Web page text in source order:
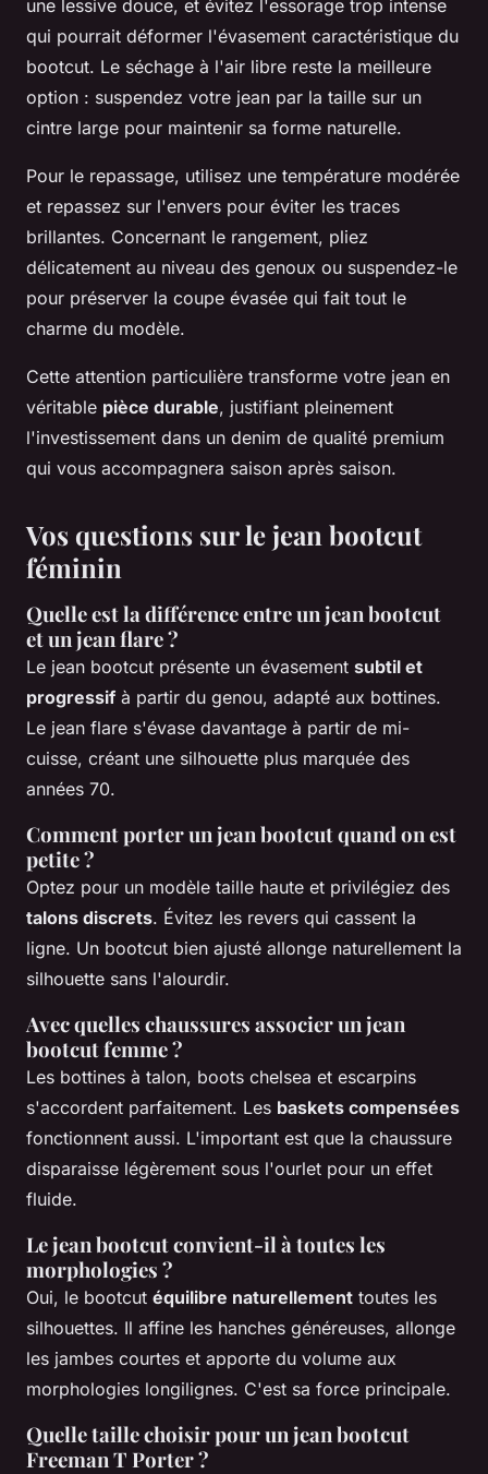
une lessive douce, et évitez l'essorage trop intense
qui pourrait déformer l'évasement caractéristique du
bootcut. Le séchage à l'air libre reste la meilleure
option : suspendez votre jean par la taille sur un
cintre large pour maintenir sa forme naturelle.
Pour le repassage, utilisez une température modérée
et repassez sur l'envers pour éviter les traces
brillantes. Concernant le rangement, pliez
délicatement au niveau des genoux ou suspendez-le
pour préserver la coupe évasée qui fait tout le
charme du modèle.
Cette attention particulière transforme votre jean en
véritable pièce durable, justifiant pleinement
l'investissement dans un denim de qualité premium
qui vous accompagnera saison après saison.
Vos questions sur le jean bootcut
féminin
Quelle est la différence entre un jean bootcut
et un jean flare ?
Le jean bootcut présente un évasement subtil et
progressif à partir du genou, adapté aux bottines.
Le jean flare s'évase davantage à partir de mi-
cuisse, créant une silhouette plus marquée des
années 70.
Comment porter un jean bootcut quand on est
petite ?
Optez pour un modèle taille haute et privilégiez des
talons discrets. Évitez les revers qui cassent la
ligne. Un bootcut bien ajusté allonge naturellement la
silhouette sans l'alourdir.
Avec quelles chaussures associer un jean
bootcut femme ?
Les bottines à talon, boots chelsea et escarpins
s'accordent parfaitement. Les baskets compensées
fonctionnent aussi. L'important est que la chaussure
disparaisse légèrement sous l'ourlet pour un effet
fluide.
Le jean bootcut convient-il à toutes les
morphologies ?
Oui, le bootcut équilibre naturellement toutes les
silhouettes. Il affine les hanches généreuses, allonge
les jambes courtes et apporte du volume aux
morphologies longilignes. C'est sa force principale.
Quelle taille choisir pour un jean bootcut
Freeman T Porter ?